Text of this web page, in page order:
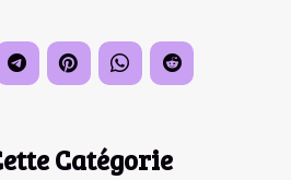
Catégorie